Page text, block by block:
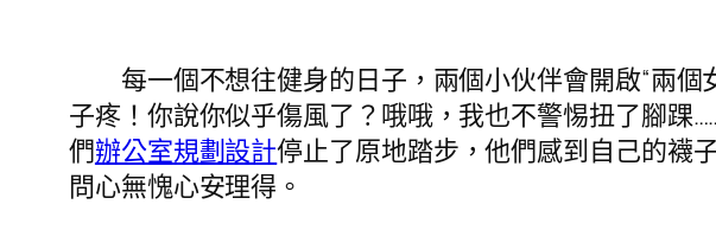
每一個不想往健身的日子，兩個小伙伴會開啟“兩個
子疼！你說你似乎傷風了？哦哦，我也不警惕扭了腳踝
們辦公室規劃設計停止了原地踏步，他們感到自己的襪
問心無愧心安理得。